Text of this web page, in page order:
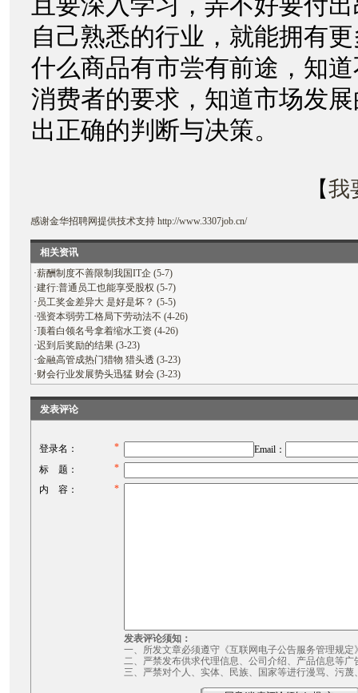
自己熟悉的行业，就能拥有
什么商品有市尝有前途，知
消费者的要求，知道市场发
出正确的判断与决策。
【我
感谢金华招聘网提供技术支持 http://www.3307job.cn/
相关资讯
·薪酬制度不善限制我国IT企 (5-7)
·建行:普通员工也能享受股权 (5-7)
· 员工奖金差异大 是好是坏？ (5-5)
·强资本弱劳工格局下劳动法不 (4-26)
·顶着白领名号拿着缩水工资 (4-26)
·迟到后奖励的结果 (3-23)
·金融高管成热门猎物 猎头透 (3-23)
·财会行业发展势头迅猛 财会 (3-23)
发表评论
登录名： *
Email：
标 题：
*
内 容：
*
发表评论须知：
一、所发文章必须遵守《互联网电子公告服务管理规定
二、严禁发布供求代理信息、公司介绍、产品信息等广
三、严禁对个人、实体、民族、国家等进行漫骂、污蔑